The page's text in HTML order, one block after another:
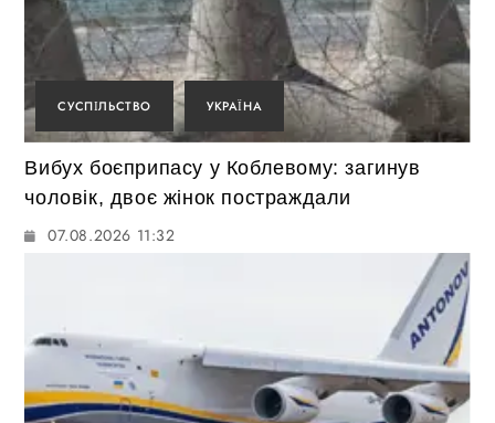
СУСПІЛЬСТВО УКРАЇНА
Вибух боєприпасу у Коблевому: загинув
чоловік, двоє жінок постраждали
07.08.2026 11:32